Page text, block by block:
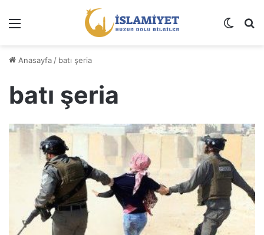
Dış
Anasayfa / batı şeria
batı şeria